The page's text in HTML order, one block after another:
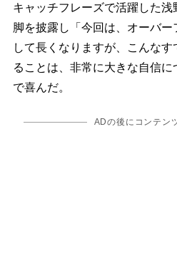
キャッチフレーズで活躍した
脚を披露し「今回は、オーバ
して長くなりますが、こんな
ることは、非常に大きな自信
で喜んだ。
ADの後にコンテン